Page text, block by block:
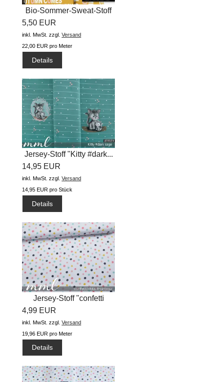
Bio-Sommer-Sweat-Stoff
"Autumn...
5,50 EUR
inkl. MwSt. zzgl. Versand
22,00 EUR pro Meter
Details
Jersey-Stoff "Kitty #dark...
14,95 EUR
inkl. MwSt. zzgl. Versand
14,95 EUR pro Stück
Details
Jersey-Stoff "confetti
4,99 EUR
inkl. MwSt. zzgl. Versand
19,96 EUR pro Meter
Details